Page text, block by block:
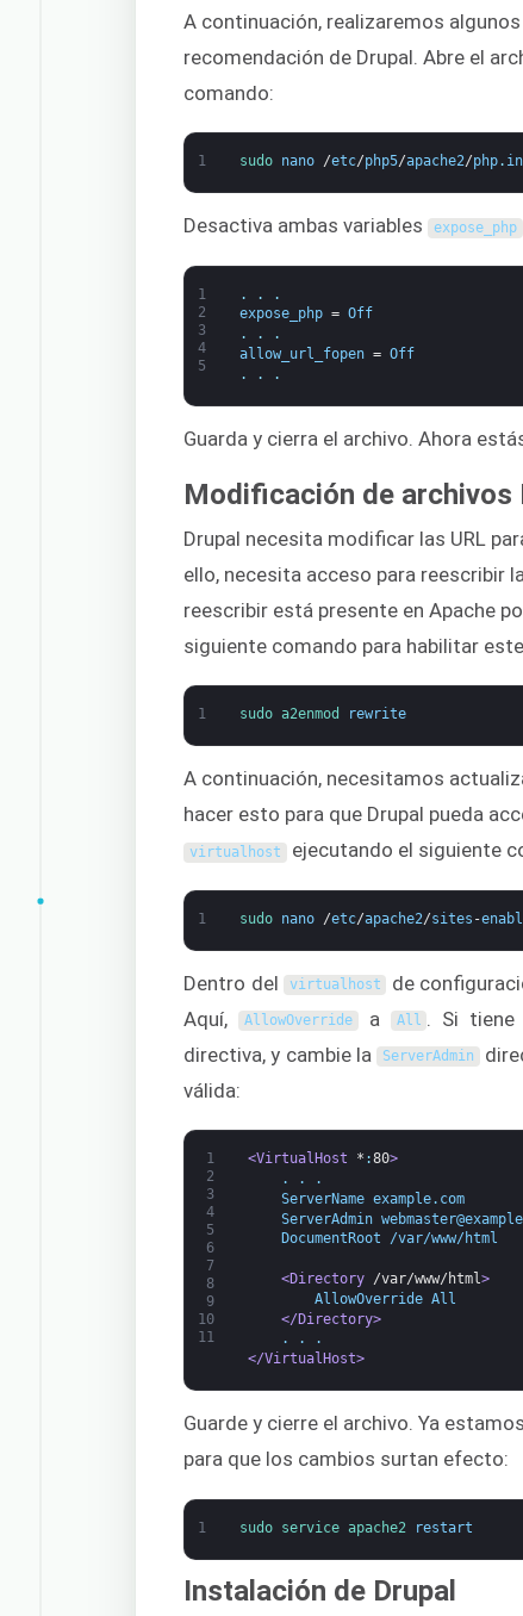
A continuación, realizaremos
recomendación de Drupal. Abre el
comando:
1 sudo nano /etc/php5/apache2/php.
Desactiva ambas variables expose_php
1
2
3
4
5
. .
.
expose_php = Off
.
.
.
allow_url_fopen = Off
.
. .
Guarda y cierra el archivo. Ahora
Modificación de archivos
Drupal necesita modificar las URL
ello, necesita acceso para reescribir
reescribir está presente en Apache
siguiente comando para habilitar
1 sudo a2enmod rewrite
A continuación, necesitamos
hacer esto para que Drupal pueda
virtualhost ejecutando el siguiente
1 sudo nano /etc/apache2/sites -
Dentro del virtualhost
de
Aquí, AllowOverride a All . Si
directiva, y cambie la ServerAdmin
válida:
1
2
3
4
5
6
7
8
9
10
11
<VirtualHost * :80>
. . .
ServerName example.com
ServerAdmin
DocumentRoot /var/www/html
<Directory /var/www/html>
AllowOverride All
</Directory>
. . .
</VirtualHost>
Guarde y cierre el archivo. Ya
para que los cambios surtan efecto:
1 sudo service apache2 restart
Instalación de Drupal